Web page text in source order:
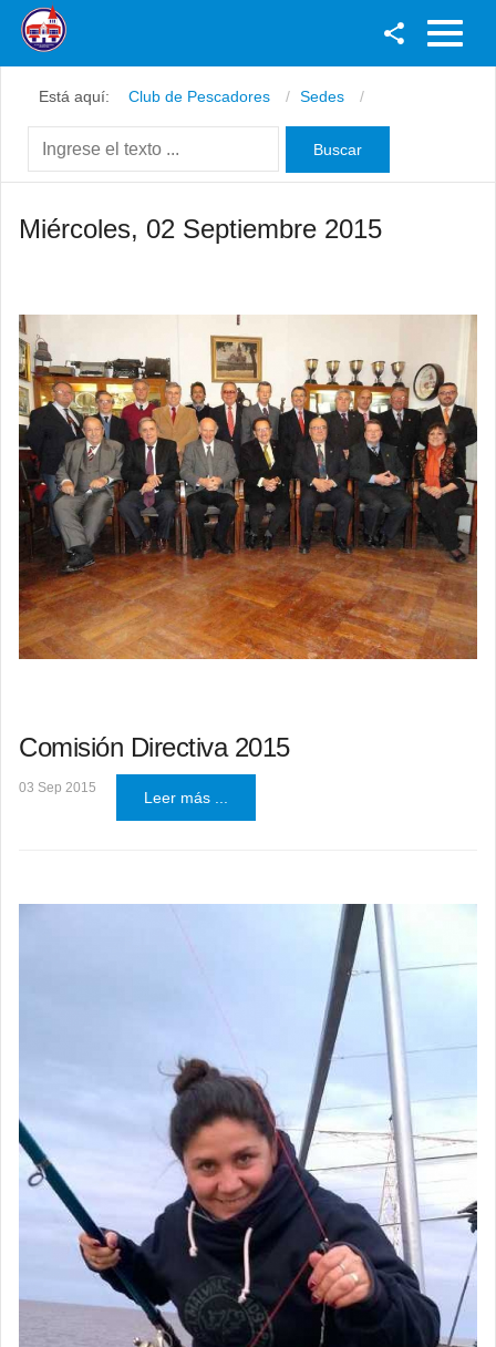
Youtube
Está aquí: Club de Pescadores Sedes
Miércoles, 02 Septiembre 2015
Comisión Directiva 2015
03 Sep 2015
Leer más ...